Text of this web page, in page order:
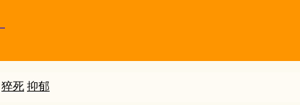
猝死 抑郁